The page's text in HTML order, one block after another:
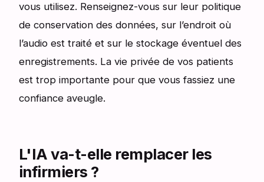
vous utilisez. Renseignez-vous sur leur politique
de conservation des données, sur l’endroit où
l’audio est traité et sur le stockage éventuel des
enregistrements. La vie privée de vos patients
est trop importante pour que vous fassiez une
confiance aveugle.
L'IA va-t-elle remplacer les
infirmiers ?